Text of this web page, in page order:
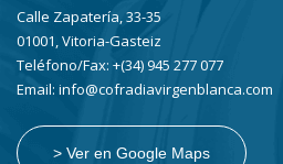
Calle Zapatería, 33-35
01001, Vitoria-Gasteiz
Teléfono/Fax: +(34) 945 277 077
Email: info@cofradiavirgenblanca.com
> Ver en Google Maps